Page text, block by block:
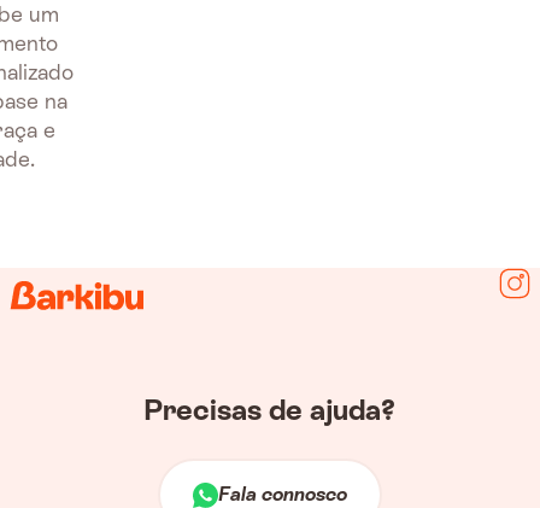
um
na
e
Precisas de ajuda?
Fala connosco